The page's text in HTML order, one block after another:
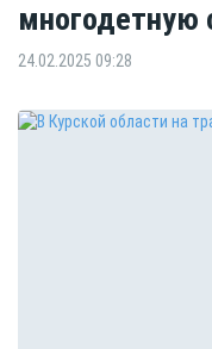
24.02.2025 09:28